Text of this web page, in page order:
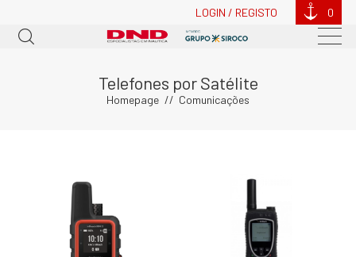
LOGIN / REGISTO 0
Telefones por Satélite
Homepage Comunicações